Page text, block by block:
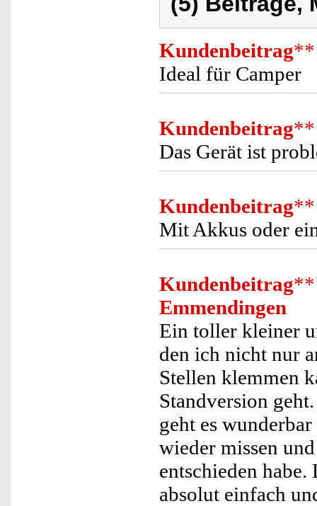
Kundenbeitrag**
Ideal für Camper
Kundenbeitrag**
Das Gerät ist
Kundenbeitrag**
Mit Akkus oder
Kundenbeitrag**
Emmendingen
Ein toller kleiner
den ich nicht nur
Stellen klemmen
Standversion
geht es
wieder missen
entschieden
absolut einfach